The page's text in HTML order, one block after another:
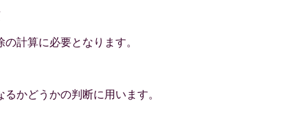
計算に必要となります。
かどうかの判断に用います。